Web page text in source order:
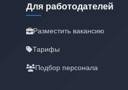
Для работодателей
Разместить вакансию
Тарифы
Подбор персонала